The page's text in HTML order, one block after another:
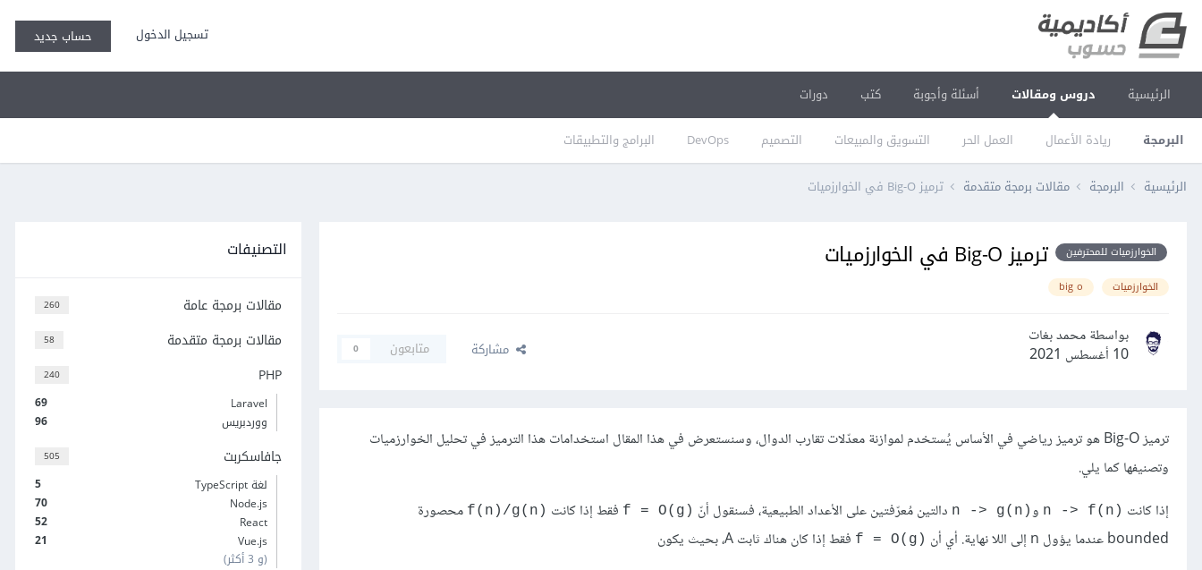
تسجيل الدخول حساب جديد
الرئيسية دروس ومقالات
البرمجة ريادة الأعمال العمل الحر التسويق والمبيعات التصميم DevOps البرامج والتطبيقات
أسئلة وأجوبة كتب دورات
الرئيسية البرمجة مقالات برمجة متقدمة ترميز Big-O في الخوارزميات
الخوارزميات للمحترفين ترميز Big-O في الخوارزميات
الخوارزميات big o
بواسطة محمد بغات
10 أغسطس 2021
مشاركة متابعون 0
ترميز Big-O هو ترميز رياضي في الأساس يُستخدم لموازنة معدّلات تقارب الدوال، وسنستعرض في هذا المقال استخدامات هذا الترميز في تحليل الخوارزميات
وتصنيفها كما يلي.
إذا كانت ‎n -> f(n)‎ وn -> g(n)‎ دالتين مُعرّفتين على الأعداد الطبيعية، فسنقول أنّ ‎f = O(g)‎ فقط إذا كانت ‎f(n)/g(n)‎ محصورة
bounded عندما يؤول n إلى اللا نهاية. أي أن
‎f = O(g)‎ فقط إذا كان هناك ثابت A، بحيث يكون
التصنيفات
260 مقالات برمجة عامة
58 مقالات برمجة متقدمة
240 PHP
69
Laravel
96
ووردبريس
505 جافاسكربت
5
لغة TypeScript
70
Node.js
52
React
21
Vue.js
(و 3 أكثر)